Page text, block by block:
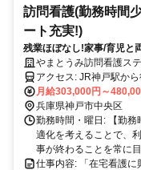
訪問看護(勤務時間
ート充実!)
残業ほぼなし!家事/育児と
実 やまとうみ訪問看護ス
アクセス: JR神戸駅から徒歩5分 阪神・阪急神戸高速線 高速神戸駅
徒歩２分
月給303,000円～
兵庫県神戸市中央区
勤務時間・曜日: 【勤
適化を考えることで、
事が終わることを常に
仕事内容: 「在宅看護に